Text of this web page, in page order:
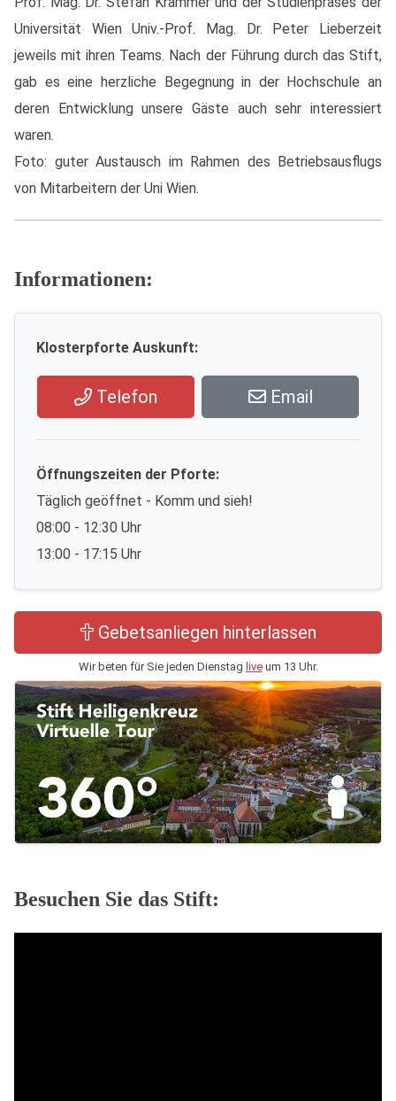
Universität Wien Univ.-Prof. Mag. Dr. Peter Lieberzeit
jeweils mit ihren Teams. Nach der Führung durch das Stift,
gab es eine herzliche Begegnung in der Hochschule an
deren Entwicklung unsere Gäste auch sehr interessiert
waren.
Foto: guter Austausch im Rahmen des Betriebsausflugs
von Mitarbeitern der Uni Wien.
Informationen:
Klosterpforte Auskunft:
Telefon Email
Öffnungszeiten der Pforte:
Täglich geöffnet - Komm und sieh!
08:00 - 12:30 Uhr
13:00 - 17:15 Uhr
Gebetsanliegen hinterlassen
Wir beten für Sie jeden Dienstag liveum 13 Uhr.
Besuchen Sie das Stift: